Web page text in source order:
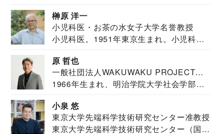
榊原 洋一
小児科医・お茶の水女子大学名誉教授
小児科医。1951年東京生まれ。小児科
原 哲也
一般社団法人WAKUWAKU PROJECT
JAPAN代表・言語聴覚士・社会福祉士
1966年生まれ、明治学院大学社会学部福
小泉 悠
東京大学先端科学技術研究センター准教授
東京大学先端科学技術研究センター（国際